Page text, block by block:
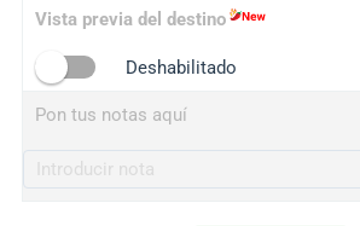
Vista previa del destino
Deshabilitado
Pon tus notas aquí